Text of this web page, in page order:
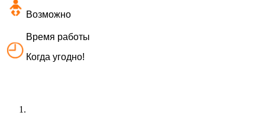
Возможно
Время работы
Когда угодно!